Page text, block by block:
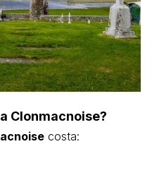
Clonmacnoise?
costa: